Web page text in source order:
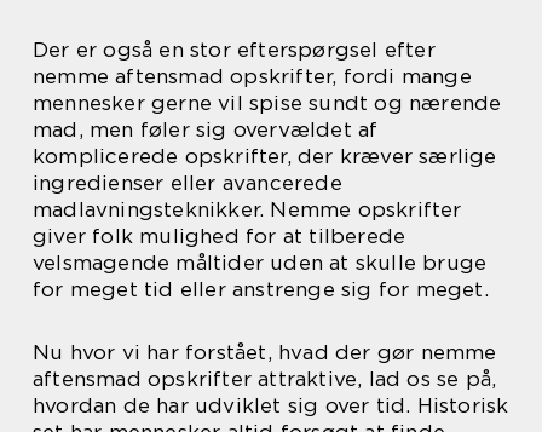
Der er også en stor efterspørgsel efter
nemme aftensmad opskrifter, fordi mange
mennesker gerne vil spise sundt og nærende
mad, men føler sig overvældet af
komplicerede opskrifter, der kræver særlige
ingredienser eller avancerede
madlavningsteknikker. Nemme opskrifter
giver folk mulighed for at tilberede
velsmagende måltider uden at skulle bruge
for meget tid eller anstrenge sig for meget.
Nu hvor vi har forstået, hvad der gør nemme
aftensmad opskrifter attraktive, lad os se på,
hvordan de har udviklet sig over tid. Historisk